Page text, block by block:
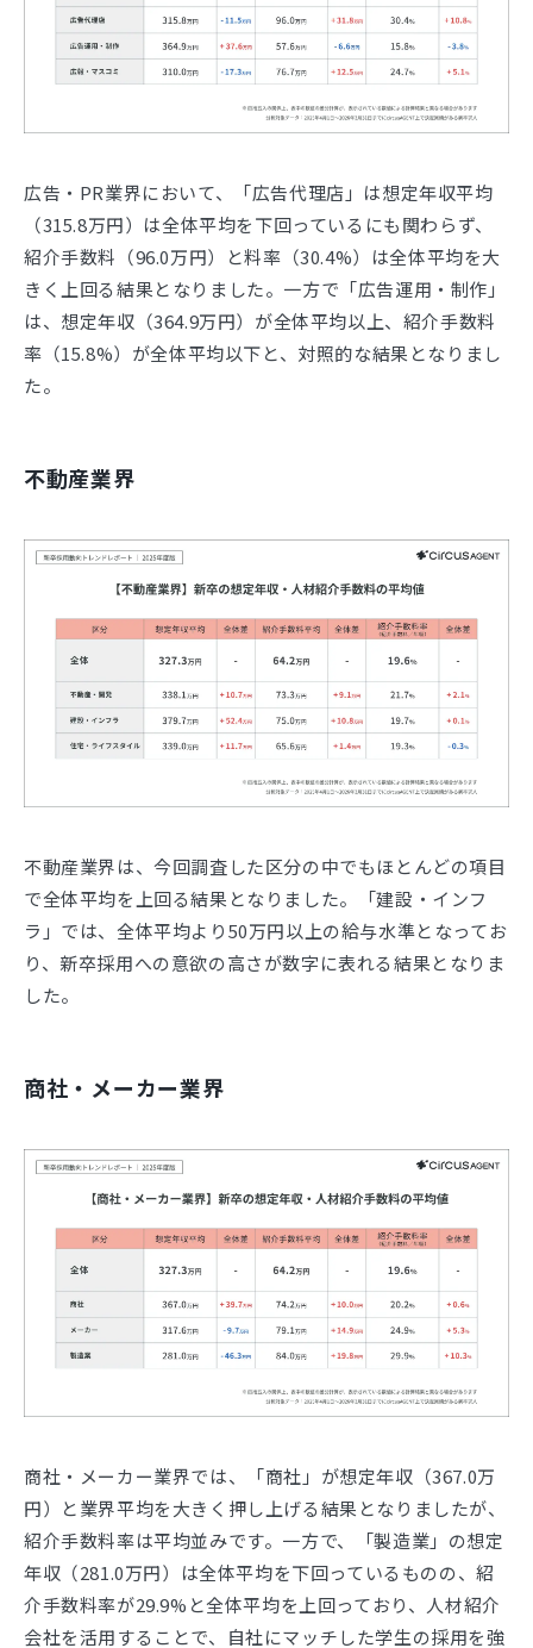
広告・PR業界において、「広告代理店」は想定年収平均
（315.8万円）は全体平均を下回っているにも関わらず、
紹介手数料（96.0万円）と料率（30.4%）は全体平均を大
きく上回る結果となりました。一方で「広告運用・制作」
は、想定年収（364.9万円）が全体平均以上、紹介手数料
率（15.8%）が全体平均以下と、対照的な結果となりまし
た。
不動産業界
不動産業界は、今回調査した区分の中でもほとんどの項目
で全体平均を上回る結果となりました。「建設・インフ
ラ」では、全体平均より50万円以上の給与水準となってお
り、新卒採用への意欲の高さが数字に表れる結果となりま
した。
商社・メーカー業界
商社・メーカー業界では、「商社」が想定年収（367.0万
円）と業界平均を大きく押し上げる結果となりましたが、
紹介手数料率は平均並みです。一方で、「製造業」の想定
年収（281.0万円）は全体平均を下回っているものの、紹
介手数料率が29.9%と全体平均を上回っており、人材紹介
会社を活用することで、自社にマッチした学生の採用を強